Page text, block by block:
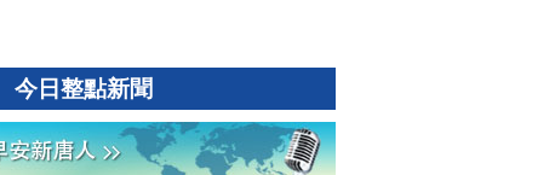
今日整點新聞